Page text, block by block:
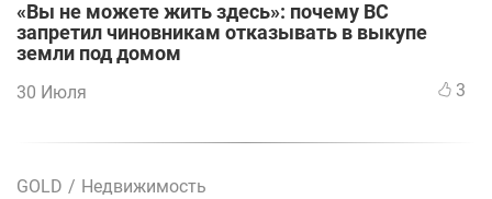
«Вы не можете жить здесь»: почему ВС
запретил чиновникам отказывать в выкупе
земли под домом
30 Июля 3
GOLD / Недвижимость